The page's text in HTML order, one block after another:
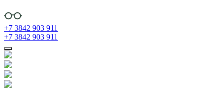
+7 3842 903 911
+7 3842 903 911